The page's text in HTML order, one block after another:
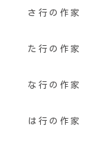
さ行の作家
た行の作家
な行の作家
は行の作家